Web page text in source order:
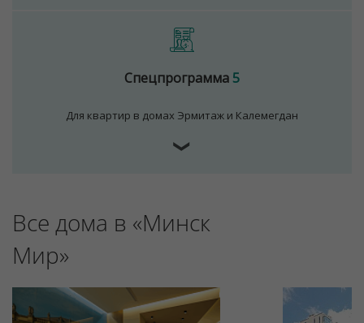
Спецпрограмма5
Для квартир в домах Эрмитаж и Калемегдан
❯
Все дома в «Минск
Мир»